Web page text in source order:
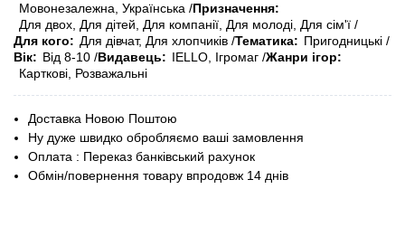
Мовонезалежна, Українська Призначення
Для двох, Для дітей, Для компанії, Для молоді, Для сім'ї
Для кого
Для дівчат, Для хлопчиків Тематика
Пригодницькі
Вік
Від 8-10 Видавець IELLO, Ігромаг Жанри ігор
Карткові, Розважальні
Доставка Новою Поштою
Ну дуже швидко обробляємо ваші замовлення
Оплата : Переказ банківський рахунок
Обмін/повернення товару впродовж 14 днів